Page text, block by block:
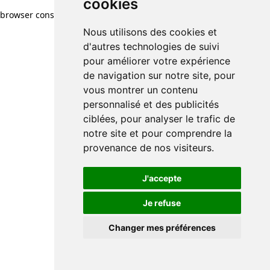
cookies
Nous utilisons des cookies et
d'autres technologies de suivi
pour améliorer votre expérience
de navigation sur notre site, pour
vous montrer un contenu
personnalisé et des publicités
ciblées, pour analyser le trafic de
notre site et pour comprendre la
provenance de nos visiteurs.
J'accepte
Je refuse
Changer mes préférences
browser console for more information)